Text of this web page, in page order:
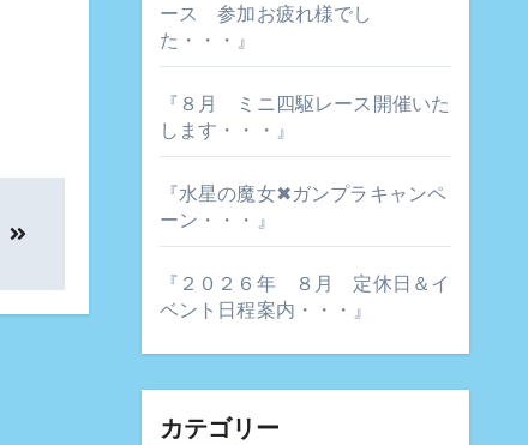
ース 参加お疲れ様でし
た・・・』
『８月 ミニ四駆レース開催いた
します・・・』
『水星の魔女✖ガンプラキャンペ
ーン・・・』
『２０２６年 ８月 定休日＆イ
ベント日程案内・・・』
カテゴリー